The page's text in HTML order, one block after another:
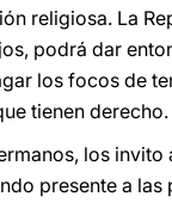
religiosa. La
podrá dar
los focos de
tienen derecho.
los
presente a